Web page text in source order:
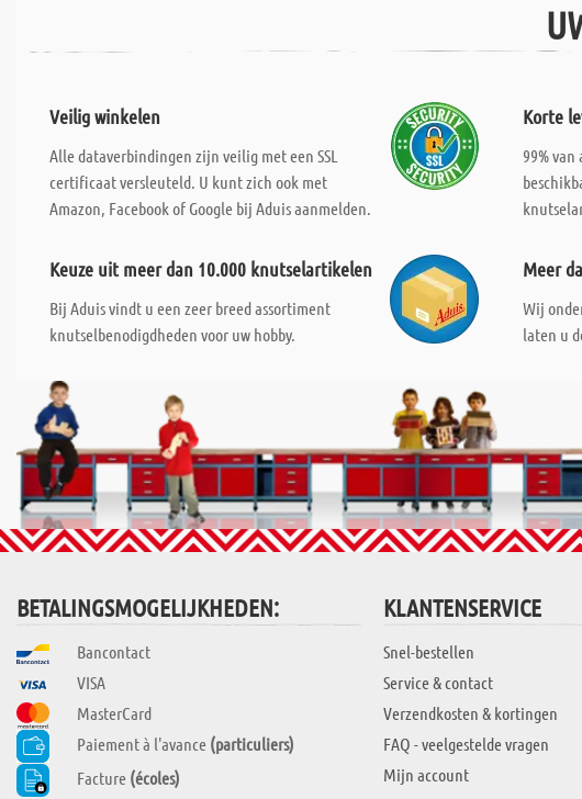
Veilig winkelen
Alle dataverbindingen zijn veilig met een SSL
certificaat versleuteld. U kunt zich ook met
Amazon, Facebook of Google bij Aduis aanmelden.
Korte
99%
Keuze uit meer dan 10.000 knutselartikelen
Bij Aduis vindt u een zeer breed assortiment
knutselbenodigdheden voor uw hobby.
Meer
Wij
laten u
BETALINGSMOGELIJKHEDEN:
Bancontact
VISA
MasterCard
Paiement à l'avance (particuliers)
Facture (écoles)
KLANTENSERVICE
Snel-bestellen
Service & contact
Verzendkosten & kortingen
FAQ - veelgestelde vragen
Mijn account